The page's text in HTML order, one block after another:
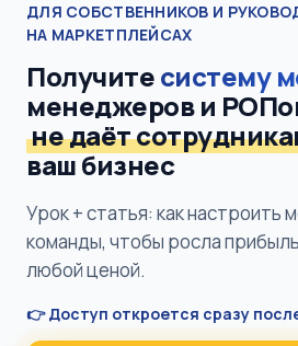
ДЛЯ СОБСТВЕННИКОВ И
НА МАРКЕТПЛЕЙСАХ
Получитесистему
менеджеров и
не даёт
ваш бизнес
Урок + статья: как настроить
команды, чтобы росла
любой ценой.
👉 Доступ откроется сразу